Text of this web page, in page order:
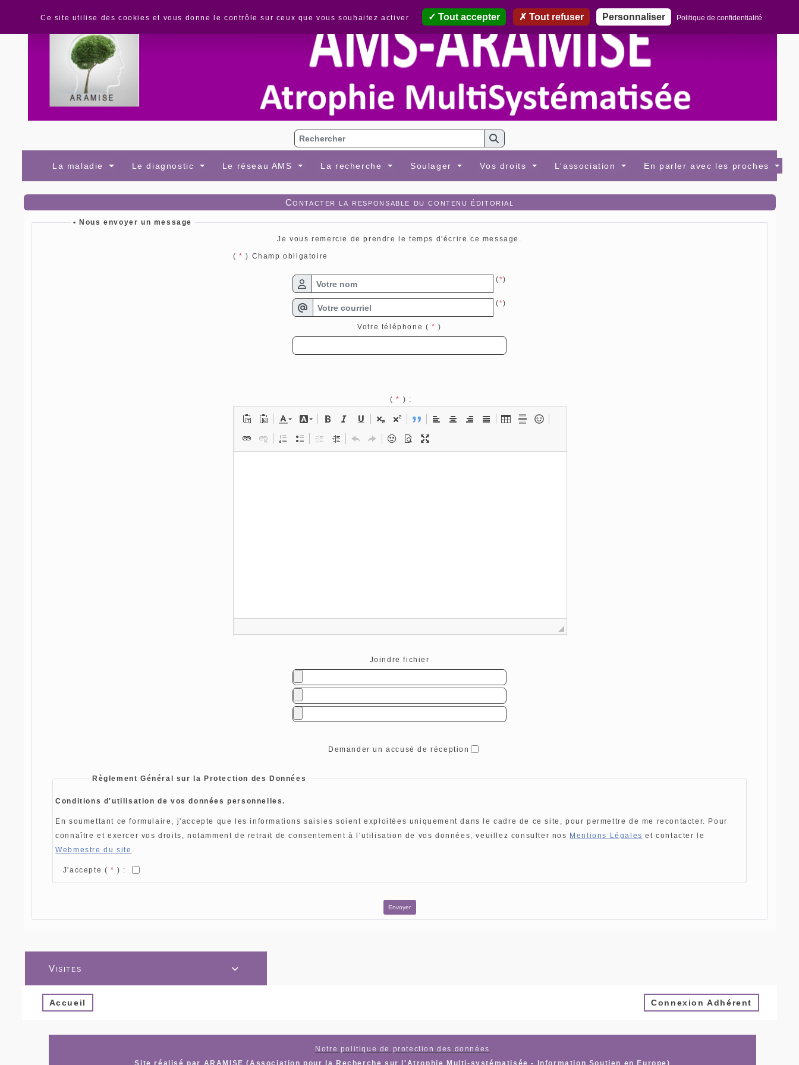
La maladie Le diagnostic Le réseau AMS La recherche Soulager Vos droits L'association En parler avec les proches
Contacter la responsable du contenu éditorial
• Nous envoyer un message
Je vous remercie de prendre le temps d'écrire ce message.
( *) Champ obligatoire
(*)
(*)
Votre téléphone ( *)
( * ) :
Joindre fichier
Demander un accusé de réception
Règlement Général sur la Protection des Données
Conditions d'utilisation de vos données personnelles.
En soumettant ce formulaire, j'accepte que les informations saisies soient exploitées uniquement dans le cadre de ce site, pour permettre de me recontacter. Pour
connaître et exercer vos droits, notamment de retrait de consentement à l'utilisation de vos données, veuillez consulter nos Mentions Légales et contacter le
Webmestre du site .
J'accepte ( *) :
Envoyer

Visites
Accueil Connexion Adhérent
Notre politique de protection des données
Ce site utilise des cookies et vous donne le contrôle sur ceux que vous souhaitez activer Tout accepter Tout refuser Personnaliser Politique de confidentialité